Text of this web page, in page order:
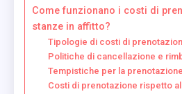
Come funzionano i costi di
stanze in affitto?
Tipologie di costi di
Politiche di cancellazione e
Tempistiche per la
Costi di prenotazione rispetto